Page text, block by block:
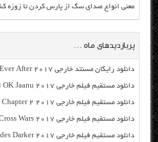
معنی انواع صدای سگ از پارس کردن تا زوزه
پربازدیدهای ماه …
دانلود رایگان مسنتد خارجی Britney Ever After 2017 با لینک مستقیم
دانلود مستقیم فیلم خارجی OK Jaanu 2017 از سرور سایت
دانلود مستقیم فیلم خارجی John Wick: Chapter 2 2017 از سرور سایت
دانلود مستقیم فیلم خارجی Cross Wars 2017 از سرور سایت
دانلود مستقیم فیلم خارجی Fifty Shades Darker 2017 از سرور سایت